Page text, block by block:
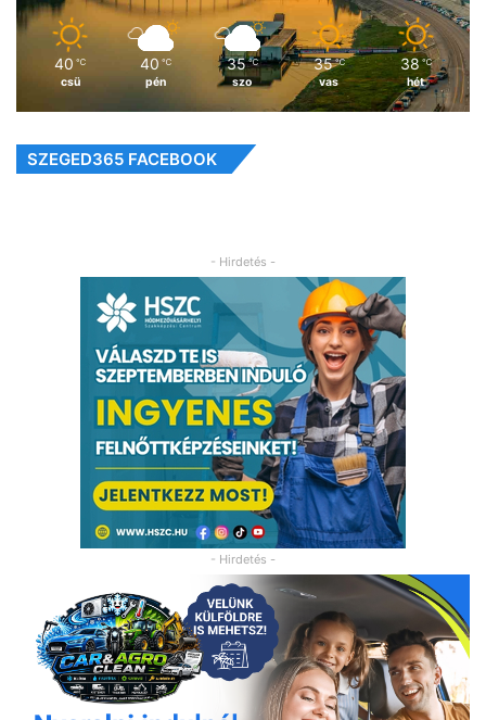
40 ℃
csü
40 ℃
pén
35 ℃
szo
35 ℃
vas
38 ℃
hét
SZEGED365 FACEBOOK
- Hirdetés -
- Hirdetés -